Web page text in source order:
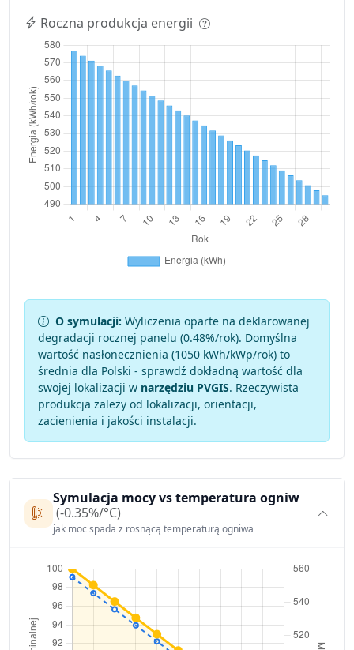
Roczna produkcja energii
O symulacji: Wyliczenia oparte na deklarowanej
degradacji rocznej panelu (0.48%/rok). Domyślna
wartość nasłonecznienia (1050 kWh/kWp/rok) to
średnia dla Polski - sprawdź dokładną wartość dla
swojej lokalizacji w narzędziu PVGIS. Rzeczywista
produkcja zależy od lokalizacji, orientacji,
zacienienia i jakości instalacji.
Symulacja mocy vs temperatura ogniw
(-0.35%/°C)
jak moc spada z rosnącą temperaturą ogniwa